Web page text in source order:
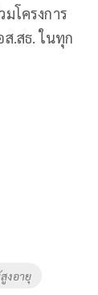
โครงการ
ส.สธ. ในทุก
งอายุ